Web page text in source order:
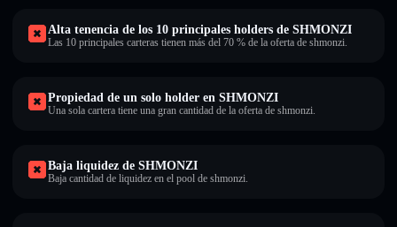
Alta tenencia de los 10 principales holders de SHMONZI
Las 10 principales carteras tienen más del 70 % de la oferta de shmonzi.
Propiedad de un solo holder en SHMONZI
Una sola cartera tiene una gran cantidad de la oferta de shmonzi.
Baja liquidez de SHMONZI
Baja cantidad de liquidez en el pool de shmonzi.